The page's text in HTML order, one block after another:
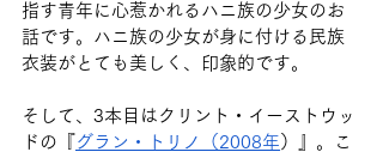
指す青年に心惹かれるハニ族の少女のお
話です。ハニ族の少女が身に付ける民族
衣装がとても美しく、印象的です。
そして、3本目はクリント・イーストウッ
ドの『
グラン・トリノ（2008年 ）』。こ